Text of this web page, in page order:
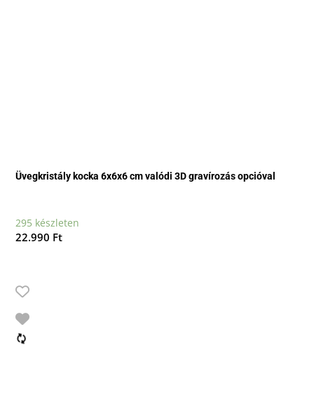
Üvegkristály kocka 6x6x6 cm valódi 3D gravírozás opcióval
295 készleten
22.990 Ft